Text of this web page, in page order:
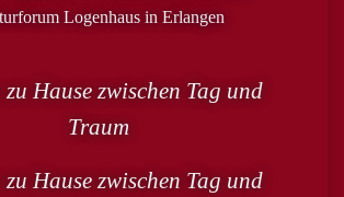
Logenhaus in Erlangen
Hause zwischen Tag und
Traum
Hause zwischen Tag und